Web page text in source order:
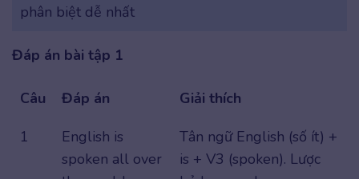
phân biệt dễ nhất
Đáp án bài tập 1
Câu Đáp án
Giải thích
1
English is
spoken all over
Tân ngữ English (số ít) +
is + V3 (spoken). Lược